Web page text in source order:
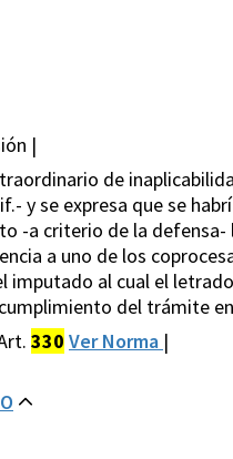
|
de
y se expresa que se
-a criterio de la
a uno de los
imputado al cual el
del trámite
330 Ver Norma |